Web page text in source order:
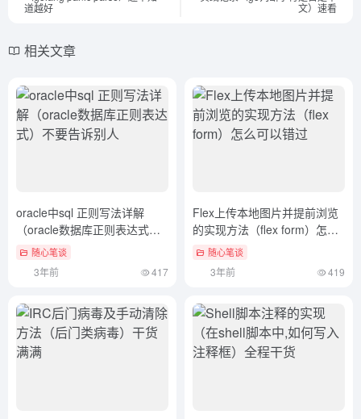
道越好
文）速看
相关文章
oracle中sql 正则写法详解
（oracle数据库正则表达式）
不要告诉别人
随心笔谈
3年前 417
Flex上传本地图片并提前浏览
的实现方法（flex form）怎么
可以错过
随心笔谈
3年前 419